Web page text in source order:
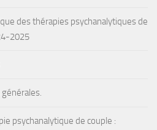
des thérapies psychanalytiques de
2025
psychanalytique de couple :